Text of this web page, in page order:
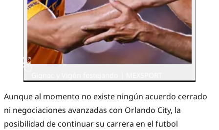
Aunque al momento no existe ningún acuerdo cerrado
ni negociaciones avanzadas con Orlando City, la
posibilidad de continuar su carrera en el futbol